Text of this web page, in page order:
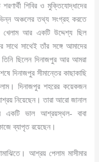
শিবির ও মুক্তিযোদ্ধাদের
অঞ্চলের তথ্য সংগ্রহ করতে
খেলাম আর একটি উদ্দেশ্য ছিল
সাথেই তাঁর সঙ্গে আমাদের
ছিলেন দিনাজপুর আর আমরা
দিনাজপুর সীমান্তের কাছাকাছি
দিনাজপুর শহরের কয়েকজন
নিয়েছেন। তারা আরো জানাল
একটি ভাল আশ্রয়স্থল- বাবা
ব্যাপৃত রয়েছেন।
আশ্রয় পেলাম মাসীমার